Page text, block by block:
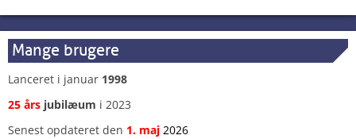
Mange brugere
Lanceret i januar 1998
25 års jubilæum i 2023
Senest opdateret den 1. maj 2026